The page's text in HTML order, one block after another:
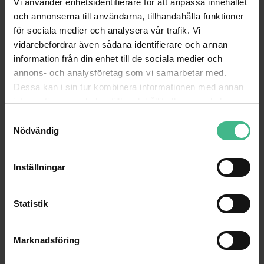
och annonserna till användarna, tillhandahålla funktioner
för sociala medier och analysera vår trafik. Vi
vidarebefordrar även sådana identifierare och annan
information från din enhet till de sociala medier och
annons- och analysföretag som vi samarbetar med.
Dessa kan i sin tur kombinera informationen med annan
information som du har tillhandahållit eller som de har
Nödvändig
Inställningar
Statistik
Marknadsföring
max.effekt: 800W Peak Effekt
Uteffekt: 400W RMS
Frekvensområde: 40Hz - 18kHz